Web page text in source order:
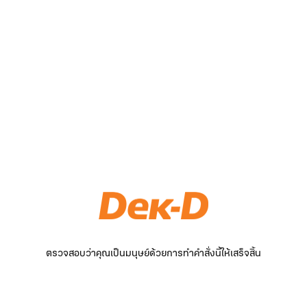
ตรวจสอบว่าคุณเป็นมนุษย์ด้วยการทำคำสั่งนี้ให้เสร็จสิ้น